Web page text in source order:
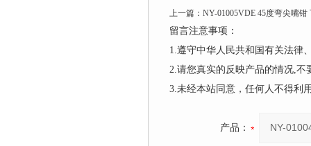
上一篇： NY-01005VDE 45度弯尖嘴钳
留言注意事项：
1.遵守中华人民共和国有关法律
2.请您真实的反映产品的情况,
3.未经本站同意，任何人不得利
产品：